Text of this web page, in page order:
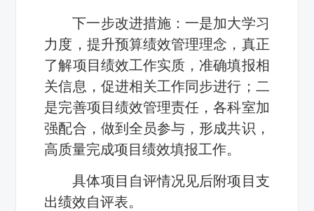
下一步改进措施：一是加大学习
力度，提升预算绩效管理理念， 真正
了解项目绩效工作实质，准确填报相
关信息，促进相关工作同步进行 ；二
是完善项目绩效管理责任，各科室加
强配合， 做到全员参与，形成共识，
高质量完成项目绩效填报工作。
具体项目自评情况见后附项目支
出绩效自评表。